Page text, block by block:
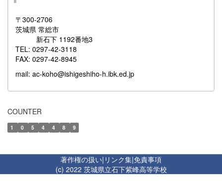
〒300-2706
茨城県 常総市
新石下 1192番地3
TEL: 0297-42-3118
FAX: 0297-42-8945
mail: ac-koho@ishigeshiho-h.ibk.ed.jp
COUNTER
1 0 5 4 4 8 9
著作権の扱い| リンク集|免責事項
(c) 2022 茨城県立石下紫峰高等学校